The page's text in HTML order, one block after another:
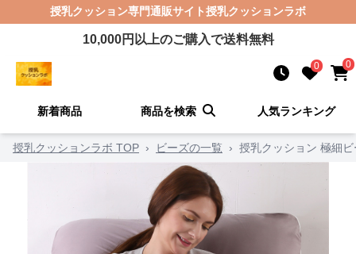
授乳クッション専門通販サイト授乳クッションラボ
10,000円以上のご購入で送料無料
0 0
新着商品 商品を検索 人気ランキング
授乳クッションラボ TOP › ビーズの一覧 › 授乳クッション 極細